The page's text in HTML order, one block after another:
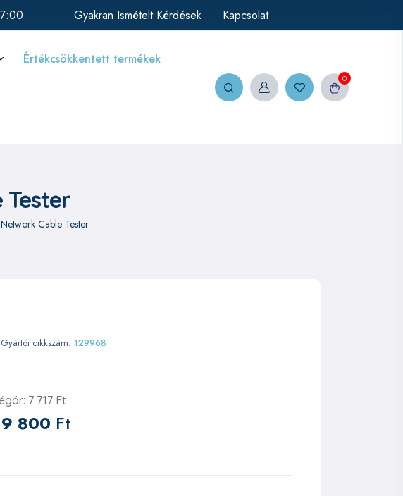
Gyakran Ismételt Kérdések Kapcsolat
Értékcsökkentett termékek
0
Tester
Cable Tester
Gyártói cikkszám: 129968
7 717 Ft
9 800 Ft